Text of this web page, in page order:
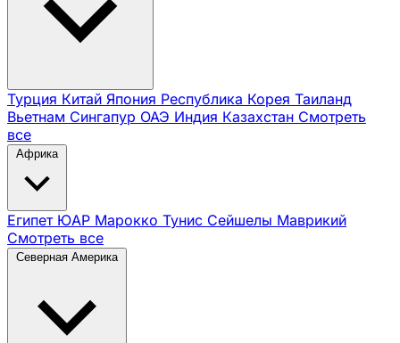
Турция Китай Япония Республика Корея Таиланд
Вьетнам Сингапур ОАЭ Индия Казахстан Смотреть
все
Африка
Египет ЮАР Марокко Тунис Сейшелы Маврикий
Смотреть все
Северная Америка